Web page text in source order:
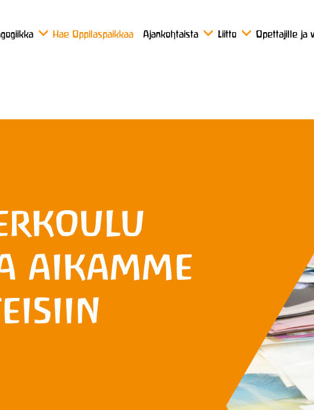
Hae Oppilaspaikkaa Ajankohtaista Liitto Opettajille ja
aikamme